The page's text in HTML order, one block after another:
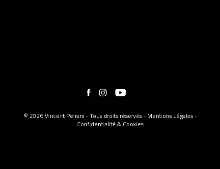
© 2026 Vincent Peirani - Tous droits réservés - Mentions Légales-
Confidentialité & Cookies